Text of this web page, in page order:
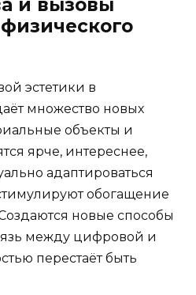
и вызовы
эстетики в
множество новых
объекты и
ярче, интереснее,
адаптироваться
обогащение
новые способы
между цифровой и
перестаёт быть